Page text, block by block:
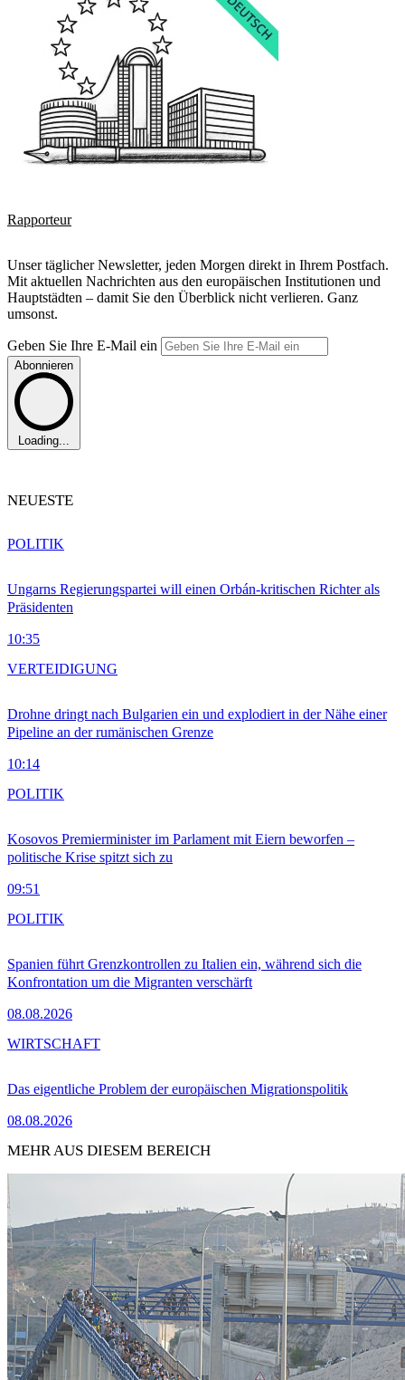
Rapporteur
Unser täglicher Newsletter, jeden Morgen direkt in Ihrem Postfach.
Mit aktuellen Nachrichten aus den europäischen Institutionen und
Hauptstädten – damit Sie den Überblick nicht verlieren. Ganz
umsonst.
Geben Sie Ihre E-Mail ein
Abonnieren
Loading...
NEUESTE
Ungarns Regierungspartei will einen Orbán-kritischen Richter als
Präsidenten
10:35
POLITIK
Drohne dringt nach Bulgarien ein und explodiert in der Nähe einer
Pipeline an der rumänischen Grenze
10:14
VERTEIDIGUNG
Kosovos Premierminister im Parlament mit Eiern beworfen –
politische Krise spitzt sich zu
09:51
POLITIK
Spanien führt Grenzkontrollen zu Italien ein, während sich die
Konfrontation um die Migranten verschärft
08.08.2026
POLITIK
Das eigentliche Problem der europäischen Migrationspolitik
08.08.2026
WIRTSCHAFT
MEHR AUS DIESEM BEREICH